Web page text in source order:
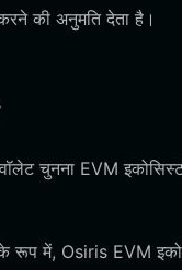
की अनुमति देता है।
चुनना EVM
रूप में, Osiris EVM